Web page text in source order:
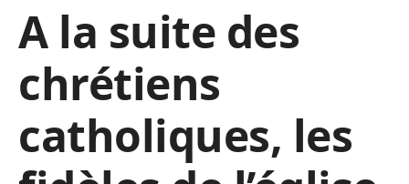
A la suite des
chrétiens
catholiques, les